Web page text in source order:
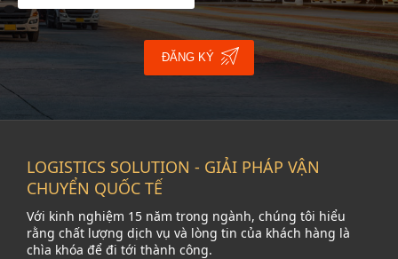
ĐĂNG KÝ
LOGISTICS SOLUTION - GIẢI PHÁP VẬN
CHUYỂN QUỐC TẾ
Với kinh nghiệm 15 năm trong ngành, chúng tôi hiểu
rằng chất lượng dịch vụ và lòng tin của khách hàng là
chìa khóa để đi tới thành công.